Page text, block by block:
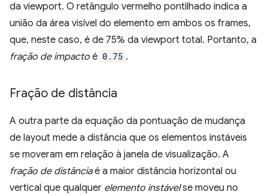
da viewport. O retângulo vermelho pontilhado indica a
união da área visível do elemento em ambos os frames,
que, neste caso, é de 75% da viewport total. Portanto, a
fração de impacto é 0.75 .
Fração de distância
A outra parte da equação da pontuação de mudança
de layout mede a distância que os elementos instáveis
se moveram em relação à janela de visualização. A
fração de distânciaé a maior distância horizontal ou
vertical que qualquer elemento instávelse moveu no